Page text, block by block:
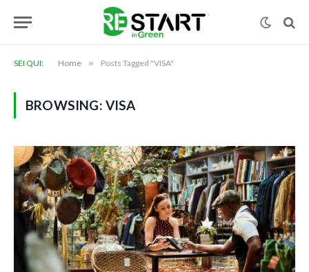
SEI QUI: Home » Posts Tagged "VISA"
BROWSING: VISA